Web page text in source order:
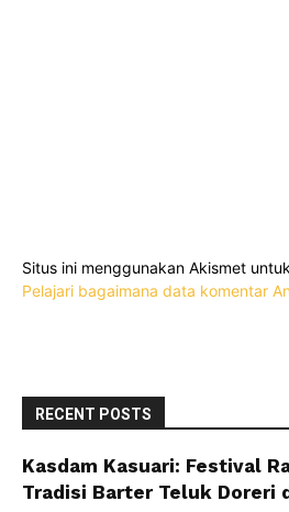
Situs ini menggunakan Akismet
Pelajari bagaimana data komentar
RECENT POSTS
Kasdam Kasuari: Festival
Tradisi Barter Teluk Doreri